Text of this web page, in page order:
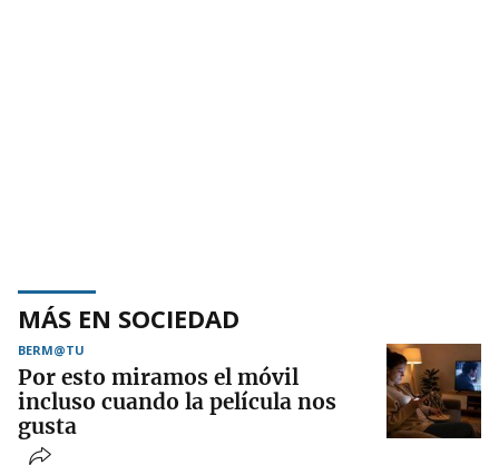
MÁS EN SOCIEDAD
BERM@TU
Por esto miramos el móvil
incluso cuando la película nos
gusta